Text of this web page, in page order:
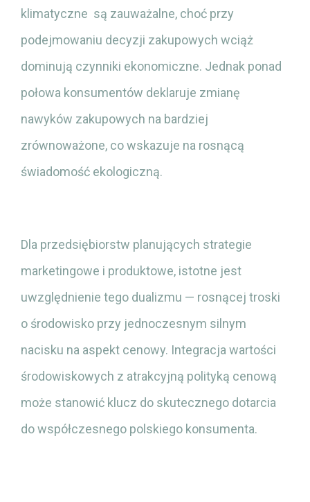
klimatyczne są zauważalne, choć przy
podejmowaniu decyzji zakupowych wciąż
dominują czynniki ekonomiczne. Jednak ponad
połowa konsumentów deklaruje zmianę
nawyków zakupowych na bardziej
zrównoważone, co wskazuje na rosnącą
świadomość ekologiczną.
Dla przedsiębiorstw planujących strategie
marketingowe i produktowe, istotne jest
uwzględnienie tego dualizmu — rosnącej troski
o środowisko przy jednoczesnym silnym
nacisku na aspekt cenowy. Integracja wartości
środowiskowych z atrakcyjną polityką cenową
może stanowić klucz do skutecznego dotarcia
do współczesnego polskiego konsumenta.